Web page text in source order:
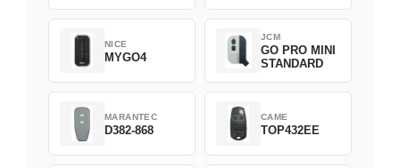
NICE
MYGO4
JCM
GO PRO MINI
STANDARD
MARANTEC
D382-868
CAME
TOP432EE